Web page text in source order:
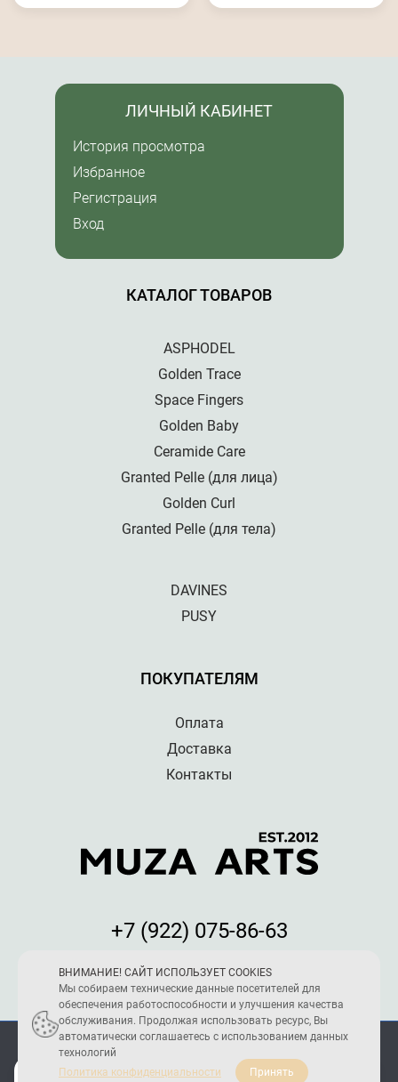
КАТАЛОГ ТОВАРОВ
ASPHODEL
Golden Trace
Space Fingers
Golden Baby
Ceramide Care
Granted Pelle (для лица)
Golden Curl
Granted Pelle (для тела)
DAVINES
PUSY
ПОКУПАТЕЛЯМ
Оплата
Доставка
Контакты
ЛИЧНЫЙ КАБИНЕТ
История просмотра
Избранное
Регистрация
Вход
+7 (922) 075-86-63
Мы принимаем к оплате:
ВНИМАНИЕ! САЙТ ИСПОЛЬЗУЕТ COOKIES
Мы собираем технические данные посетителей для
обеспечения работоспособности и улучшения качества
обслуживания. Продолжая использовать ресурс, Вы
автоматически соглашаетесь с использованием данных
технологий
Политика конфиденциальности
Принять
ПОЛИТИКА КОНФИДЕНЦИАЛЬНОСТИ
2005 - 2026 © Reload Team